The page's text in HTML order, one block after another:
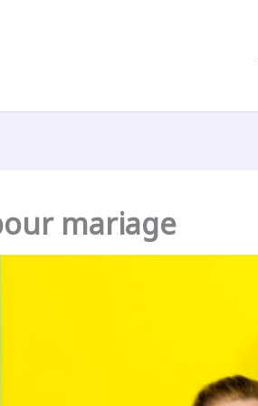
mariage